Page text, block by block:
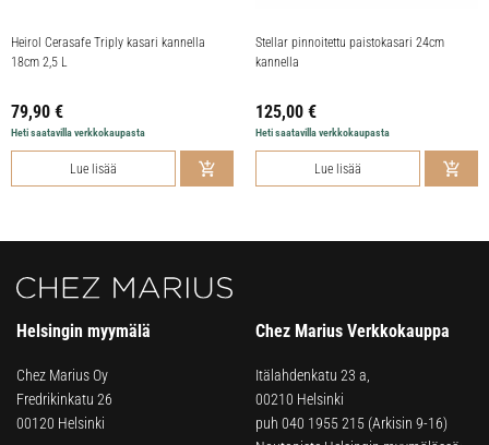
Heirol Cerasafe Triply kasari kannella
18cm 2,5 L
79,90 €
Heti saatavilla verkkokaupasta
Lue lisää
Stellar pinnoitettu paistokasari 24cm
kannella
125,00 €
Heti saatavilla verkkokaupasta
Lue lisää
Helsingin myymälä
Chez Marius Oy
Fredrikinkatu 26
00120 Helsinki
Chez Marius Verkkokauppa
Itälahdenkatu 23 a,
00210 Helsinki
puh 040 1955 215 (Arkisin 9-16)